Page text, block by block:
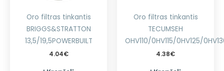
Oro filtras tinkantis
BRIGGS&STRATTON
13,5/19,5POWERBUILT
4.04€
Oro filtras tinkantis
TECUMSEH
OHV110/0HV115/0HV125/
4.38€